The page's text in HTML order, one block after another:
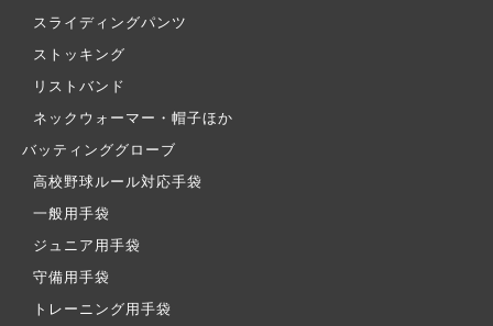
スライディングパンツ
ストッキング
リストバンド
ネックウォーマー・帽子ほか
バッティンググローブ
高校野球ルール対応手袋
一般用手袋
ジュニア用手袋
守備用手袋
トレーニング用手袋